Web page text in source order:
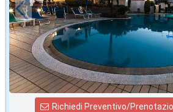
a notte
Richiedi Preventivo/